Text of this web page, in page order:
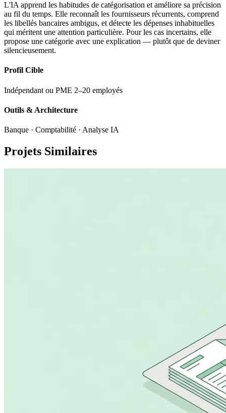
L'IA apprend les habitudes de catégorisation et améliore sa précision
au fil du temps. Elle reconnaît les fournisseurs récurrents, comprend
les libellés bancaires ambigus, et détecte les dépenses inhabituelles
qui méritent une attention particulière. Pour les cas incertains, elle
propose une catégorie avec une explication — plutôt que de deviner
silencieusement.
Profil Cible
Indépendant ou PME 2–20 employés
Outils & Architecture
Banque · Comptabilité · Analyse IA
Projets Similaires